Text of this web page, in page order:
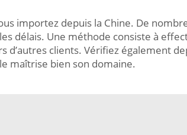
importez depuis la Chine. De
délais. Une méthode consiste à
clients. Vérifiez également
maîtrise bien son domaine.